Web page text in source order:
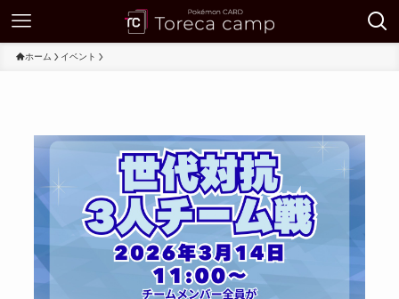
ホーム イベント